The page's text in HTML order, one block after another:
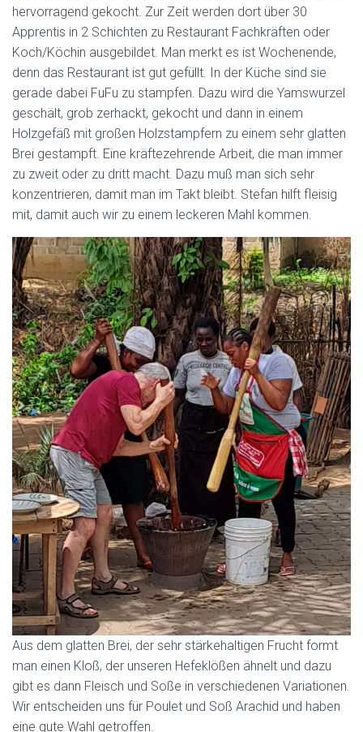
hervorragend gekocht. Zur Zeit werden dort über 30
Apprentis in 2 Schichten zu Restaurant Fachkräften oder
Koch/Köchin ausgebildet. Man merkt es ist Wochenende,
denn das Restaurant ist gut gefüllt. In der Küche sind sie
gerade dabei FuFu zu stampfen. Dazu wird die Yamswurzel
geschält, grob zerhackt, gekocht und dann in einem
Holzgefäß mit großen Holzstampfern zu einem sehr glatten
Brei gestampft. Eine kräftezehrende Arbeit, die man immer
zu zweit oder zu dritt macht. Dazu muß man sich sehr
konzentrieren, damit man im Takt bleibt. Stefan hilft fleisig
mit, damit auch wir zu einem leckeren Mahl kommen.
Aus dem glatten Brei, der sehr stärkehaltigen Frucht formt
man einen Kloß, der unseren Hefeklößen ähnelt und dazu
gibt es dann Fleisch und Soße in verschiedenen Variationen.
Wir entscheiden uns für Poulet und Soß Arachid und haben
eine gute Wahl getroffen.